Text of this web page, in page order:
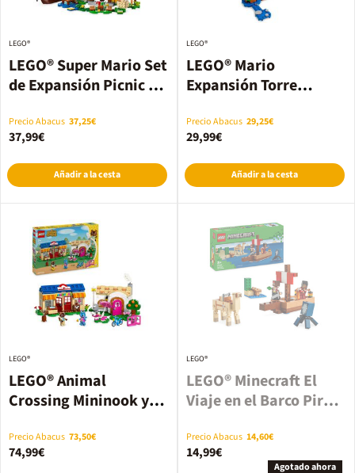
LEGO® Super Mario Set
de Expansión Picnic en
LEGO®
Precio Abacus 37,25€
37,99€
Añadir a la cesta
LEGO® Mario
Expansión Torre
71388
LEGO®
Precio Abacus 29,25€
29,99€
Añadir a la cesta
LEGO® Animal
Crossing Mininook y
LEGO®
Precio Abacus 73,50€
74,99€
LEGO® Minecraft El
Viaje en el Barco Pirata
LEGO®
Precio Abacus 14,60€
14,99€
Agotado ahora